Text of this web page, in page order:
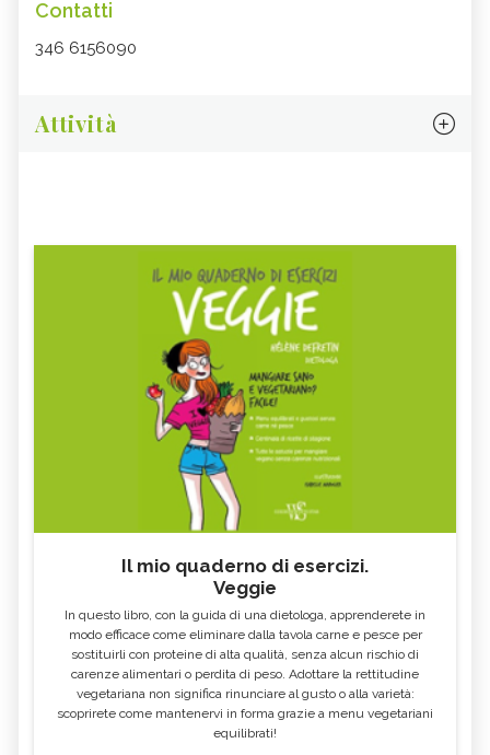
Contatti
346 6156090
Attività
Il mio quaderno di esercizi.
Veggie
In questo libro, con la guida di una dietologa, apprenderete in
modo efficace come eliminare dalla tavola carne e pesce per
sostituirli con proteine di alta qualità, senza alcun rischio di
carenze alimentari o perdita di peso. Adottare la rettitudine
vegetariana non significa rinunciare al gusto o alla varietà:
scoprirete come mantenervi in forma grazie a menu vegetariani
equilibrati!